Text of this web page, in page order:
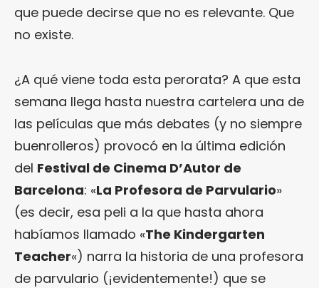
que puede decirse que no es relevante. Que
no existe.
¿A qué viene toda esta perorata? A que esta
semana llega hasta nuestra cartelera una de
las películas que más debates (y no siempre
buenrolleros) provocó en la última edición
del Festival de Cinema D’Autor de
Barcelona: «La Profesora de Parvulario»
(es decir, esa peli a la que hasta ahora
habíamos llamado «The Kindergarten
Teacher«) narra la historia de una profesora
de parvulario (¡evidentemente!) que se